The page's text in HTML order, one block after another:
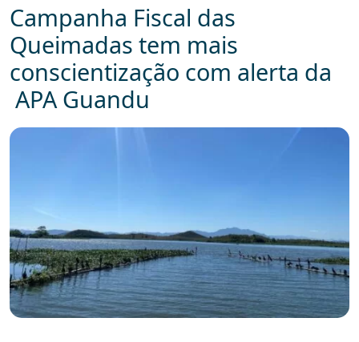
Campanha Fiscal das
Queimadas tem mais
conscientização com alerta da
APA Guandu